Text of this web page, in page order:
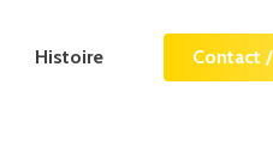
Histoire Contact